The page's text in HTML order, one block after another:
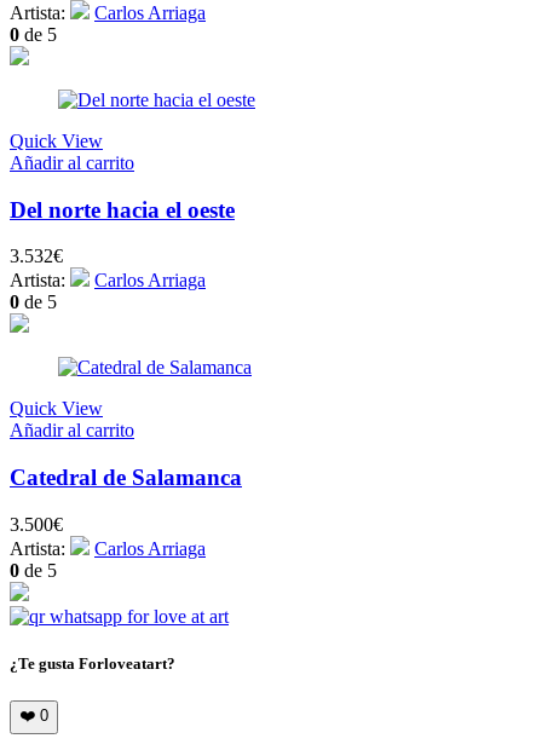
Artista:
Carlos Arriaga
0 de 5
Quick View
Añadir al carrito
Del norte hacia el oeste
3.532€
Artista:
Carlos Arriaga
0 de 5
Quick View
Añadir al carrito
Catedral de Salamanca
3.500€
Artista:
Carlos Arriaga
0 de 5
¿Te gusta Forloveatart?
❤️ 0